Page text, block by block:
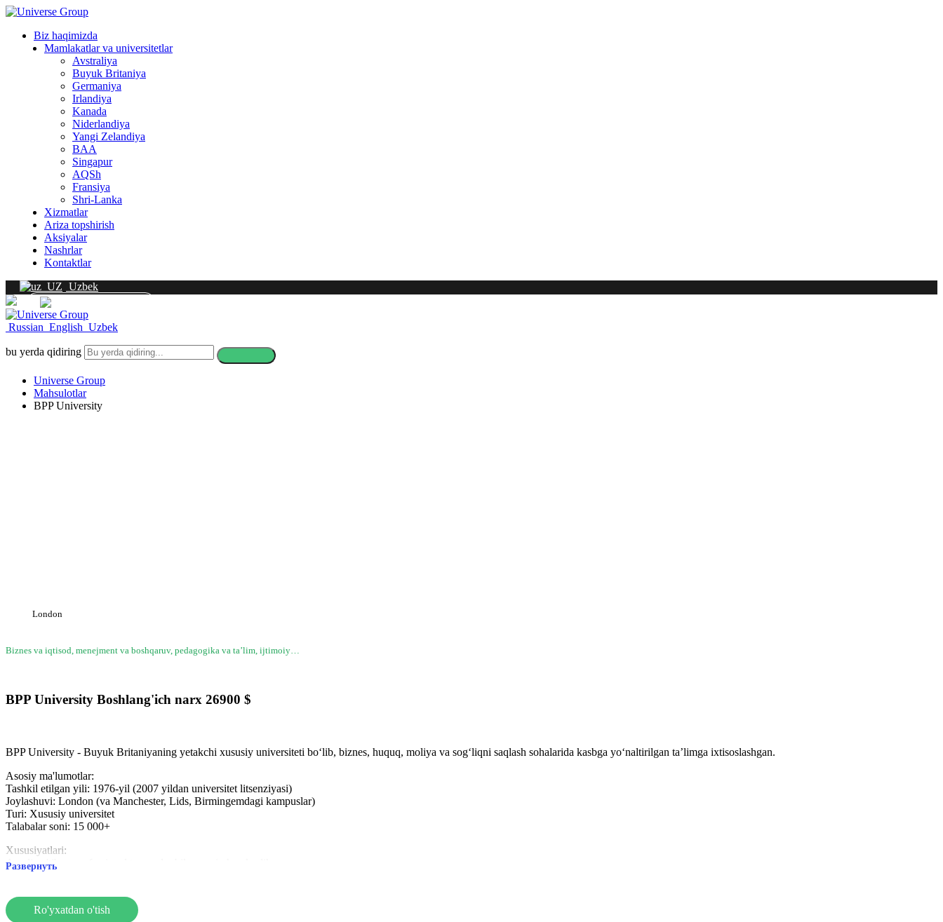
Tarkibga
Biz haqimizda
Mamlakatlar va universitetlar
Avstraliya
Buyuk Britaniya
Germaniya
Irlandiya
Kanada
Niderlandiya
Yangi Zelandiya
BAA
Singapur
AQSh
Fransiya
Shri-Lanka
Xizmatlar
Ariza topshirish
Aksiyalar
Nashrlar
Kontaktlar
Uzbek
Russian English Uzbek
bu yerda qidiring
Universe Group
Mahsulotlar
BPP University
London
Biznes va iqtisod, menejment va boshqaruv, pedagogika va ta’lim, ijtimoiy…
BPP University Boshlang'ich narx 26900 $
BPP University - Buyuk Britaniyaning yetakchi xususiy universiteti bo‘lib, biznes, huquq, moliya va sog‘liqni saqlash sohalarida kasbga yo‘naltirilgan ta’limga ixtisoslashgan.
Asosiy ma'lumotlar:
Tashkil etilgan yili: 1976-yil (2007 yildan universitet litsenziyasi)
Joylashuvi: London (va Manchester, Lids, Birmingemdagi kampuslar)
Turi: Xususiy universitet
Talabalar soni: 15 000+
Xususiyatlari:
Amaliy e'tibor, professional tarmoqlar bilan yaqin hamkorlik.
Moslashuvchan o'quv dasturlari: kunduzgi, kechki, dam olish kunlari kurslari.
Reytinglar va talabalar hayoti:
Развернуть
Ro'yxatdan o'tish